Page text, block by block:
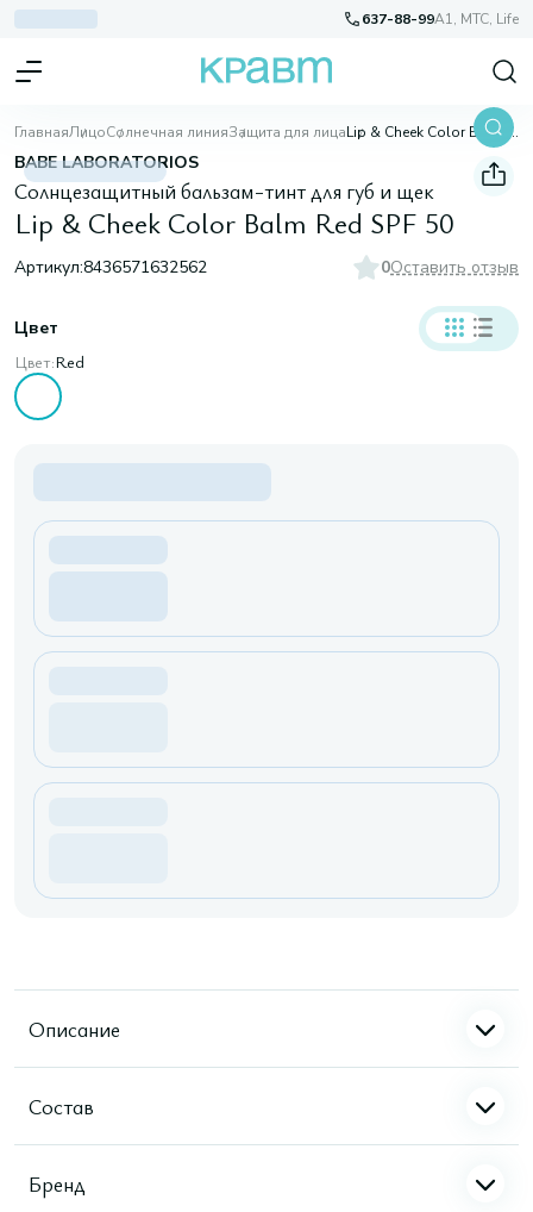
637-88-99A1, МТС, Life
ГлавнаяЛицоСолнечная линияЗащита для лица Lip & Cheek Color Balm Red SPF 50
BABE LABORATORIOS
Солнцезащитный бальзам-тинт для губ и щек
Lip & Cheek Color Balm Red SPF 50
Артикул:8436571632562 0Оставить отзыв
Цвет
Цвет:Red
Описание
Состав
Бренд